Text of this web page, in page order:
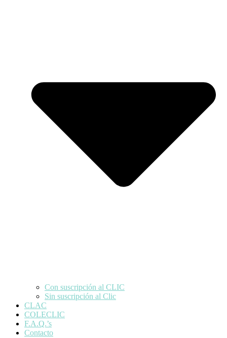
Con suscripción al CLIC
Sin suscripción al Clic
CLAC
COLECLIC
F.A.Q.’s
Contacto